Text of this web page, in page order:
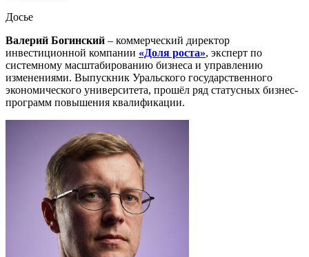
Досье
Валерий Богинский – коммерческий директор
инвестиционной компании «Доля роста», эксперт по
системному масштабированию бизнеса и управлению
изменениями. Выпускник Уральского государственного
экономического университета, прошёл ряд статусных бизнес-
программ повышения квалификации.